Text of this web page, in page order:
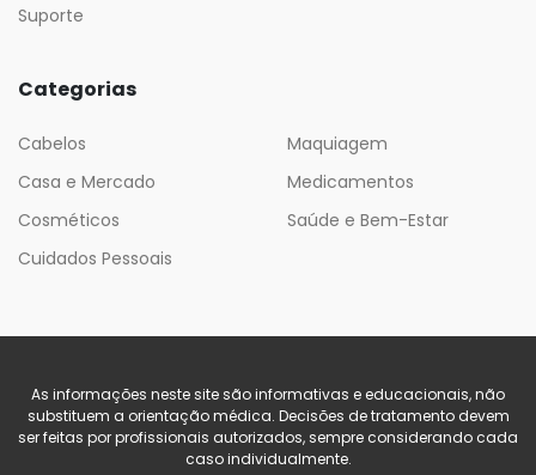
Suporte
Categorias
Cabelos
Casa e Mercado
Cosméticos
Cuidados Pessoais
Maquiagem
Medicamentos
Saúde e Bem-Estar
As informações neste site são informativas e educacionais, não
substituem a orientação médica. Decisões de tratamento devem
ser feitas por profissionais autorizados, sempre considerando cada
caso individualmente.